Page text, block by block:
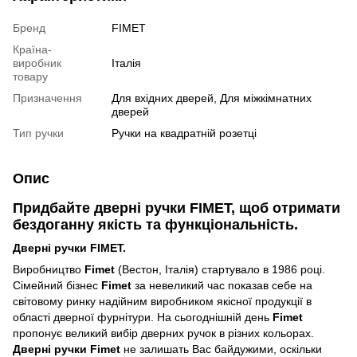
Бренд
FIMET
Країна-
виробник
товару
Італія
Призначення
Для вхідних дверей, Для міжкімнатних
дверей
Тип ручки
Ручки на квадратній розетці
Опис
Придбайте дверні ручки FIMET, щоб отримати
бездоганну якість та функціональність.
Дверні ручки FIMET.
Виробництво Fimet (Вестон, Італія) стартувало в 1986 році.
Сімейний бізнес Fimet за невеликий час показав себе на
світовому ринку надійним виробником якісної продукції в
області дверної фурнітури. На сьогоднішній день Fimet
пропонує великий вибір дверних ручок в різних кольорах.
Дверні ручки Fimet не залишать Вас байдужими, оскільки